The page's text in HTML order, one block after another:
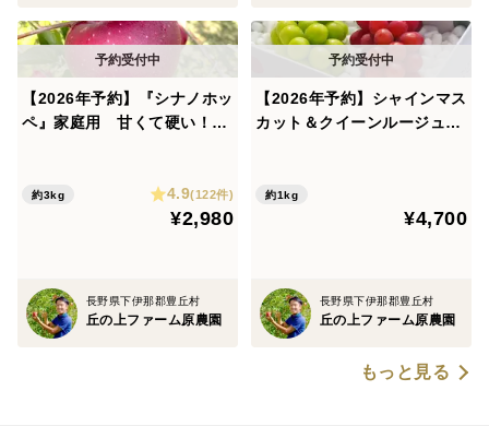
【2026年予約】『シナノホッ
ペ』家庭用 甘くて硬い！ほ
約3kg 4.9(122件)
¥2,980
長野県下伊那郡豊丘村
丘の上ファーム原農園
【2026年予約】シャインマス
カット＆クイーンルージュ
約1kg
¥4,700
長野県下伊那郡豊丘村
丘の上ファーム原農園
もっと見る